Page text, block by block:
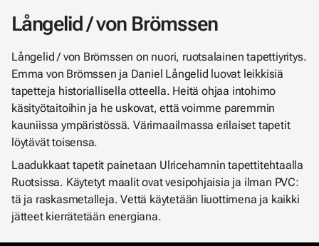
Långelid / von Brömssen
Långelid / von Brömssen on nuori, ruotsalainen tapettiyritys.
Emma von Brömssen ja Daniel Långelid luovat leikkisiä
tapetteja historiallisella otteella. Heitä ohjaa intohimo
käsityötaitoihin ja he uskovat, että voimme paremmin
kauniissa ympäristössä. Värimaailmassa erilaiset tapetit
löytävät toisensa.
Laadukkaat tapetit painetaan Ulricehamnin tapettitehtaalla
Ruotsissa. Käytetyt maalit ovat vesipohjaisia ​​ja ilman PVC:
tä ja raskasmetalleja. Vettä käytetään liuottimena ja kaikki
jätteet kierrätetään energiana.